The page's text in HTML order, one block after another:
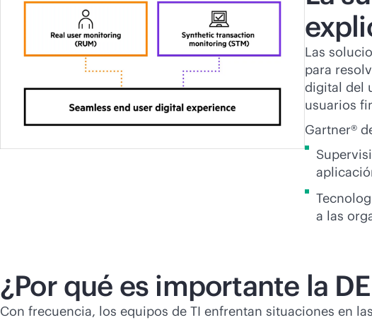
Las
para
digital del
usuarios
Gartner®
a las
¿Por qué es importante la
Con frecuencia, los equipos de TI enfrentan situaciones en